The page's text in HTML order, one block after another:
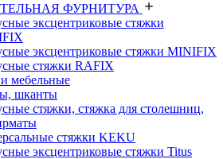
ФУРНИТУРА
эксцентриковые стяжки
эксцентриковые стяжки MINIFIX
стяжки RAFIX
мебельные
шканты
стяжки, стяжка для столешниц,
стяжки KEKU
эксцентриковые стяжки Titus